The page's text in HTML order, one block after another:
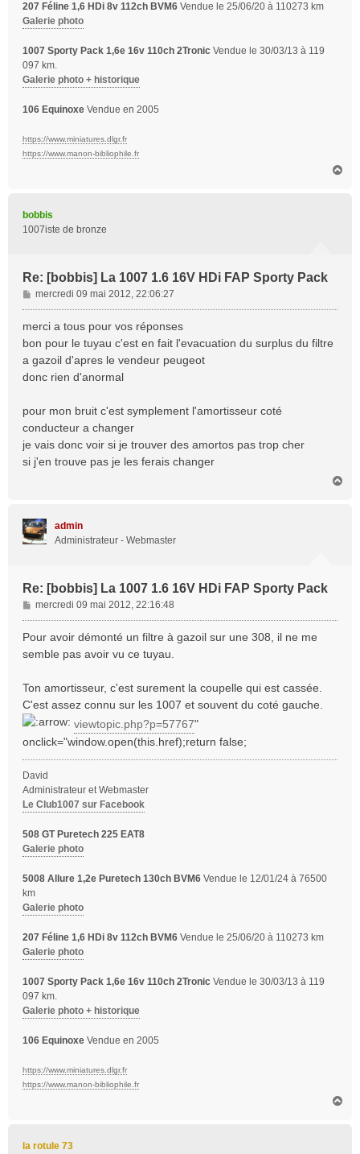
207 Féline 1,6 HDi 8v 112ch BVM6 Vendue le 25/06/20 à 110273 km
Galerie photo
1007 Sporty Pack 1,6e 16v 110ch 2Tronic Vendue le 30/03/13 à 119
097 km.
Galerie photo + historique
106 Equinoxe Vendue en 2005
https://www.miniatures.dlgr.fr
https://www.manon-bibliophile.fr
bobbis
1007iste de bronze
Re: [bobbis] La 1007 1.6 16V HDi FAP Sporty Pack
M
e
s
g
e
mercredi 09 mai 2012, 22:06:27
merci a tous pour vos réponses
bon pour le tuyau c'est en fait l'evacuation du surplus du filtre
a gazoil d'apres le vendeur peugeot
donc rien d'anormal
pour mon bruit c'est symplement l'amortisseur coté
conducteur a changer
je vais donc voir si je trouver des amortos pas trop cher
si j'en trouve pas je les ferais changer
admin
Administrateur - Webmaster
Re: [bobbis] La 1007 1.6 16V HDi FAP Sporty Pack
M
e
s
e
mercredi 09 mai 2012, 22:16:48
Pour avoir démonté un filtre à gazoil sur une 308, il ne me
semble pas avoir vu ce tuyau.
Ton amortisseur, c'est surement la coupelle qui est cassée.
C'est assez connu sur les 1007 et souvent du coté gauche.
viewtopic.php?p=57767"
onclick="window.open(this.href);return false;
David
Administrateur et Webmaster
Le Club1007 sur Facebook
508 GT Puretech 225 EAT8
Galerie photo
5008 Allure 1,2e Puretech 130ch BVM6 Vendue le 12/01/24 à 76500
km
Galerie photo
207 Féline 1,6 HDi 8v 112ch BVM6 Vendue le 25/06/20 à 110273 km
Galerie photo
1007 Sporty Pack 1,6e 16v 110ch 2Tronic Vendue le 30/03/13 à 119
097 km.
Galerie photo + historique
106 Equinoxe Vendue en 2005
https://www.miniatures.dlgr.fr
https://www.manon-bibliophile.fr
la rotule 73